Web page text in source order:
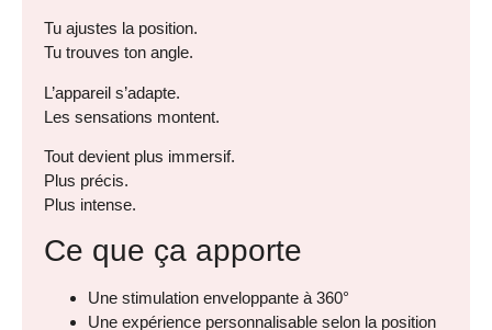
Tu ajustes la position.
Tu trouves ton angle.
L’appareil s’adapte.
Les sensations montent.
Tout devient plus immersif.
Plus précis.
Plus intense.
Ce que ça apporte
Une stimulation enveloppante à 360°
Une expérience personnalisable selon la position